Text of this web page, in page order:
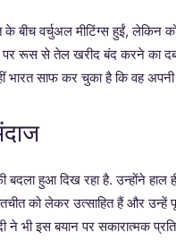
बीच वर्चुअल मीटिंग्स हुईं, लेकिन
रूस से तेल खरीद बंद करने का
भारत साफ कर चुका है कि वह
हुआ दिख रहा है. उन्होंने हाल
को लेकर उत्साहित हैं और उन्हें
ने भी इस बयान पर सकारात्मक